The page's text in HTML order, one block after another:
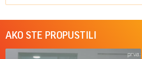
AKO STE PROPUSTILI